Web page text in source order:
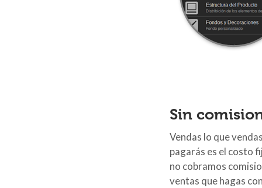
Sin
Vendas lo que
pagarás es el costo
no cobramos
ventas que hagas